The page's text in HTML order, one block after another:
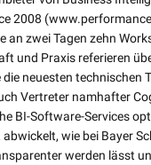
2008
zwei Tagen zehn
und Praxis referieren
neuesten technischen
Vertreter namhafter
BI-Software-Services
wie bei Bayer
werden lässt